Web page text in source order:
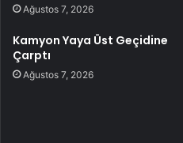
Ağustos 7, 2026
Kamyon Yaya Üst Geçidine
Çarptı
Ağustos 7, 2026